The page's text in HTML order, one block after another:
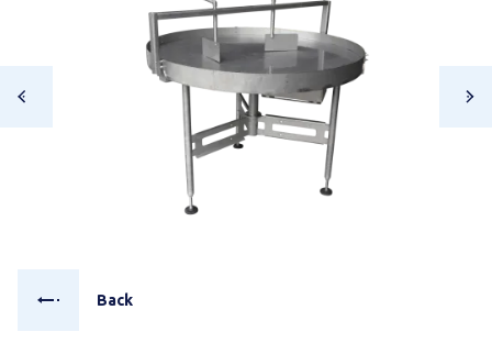
Kunststoff-Modulbänder
Transportsysteme
Back